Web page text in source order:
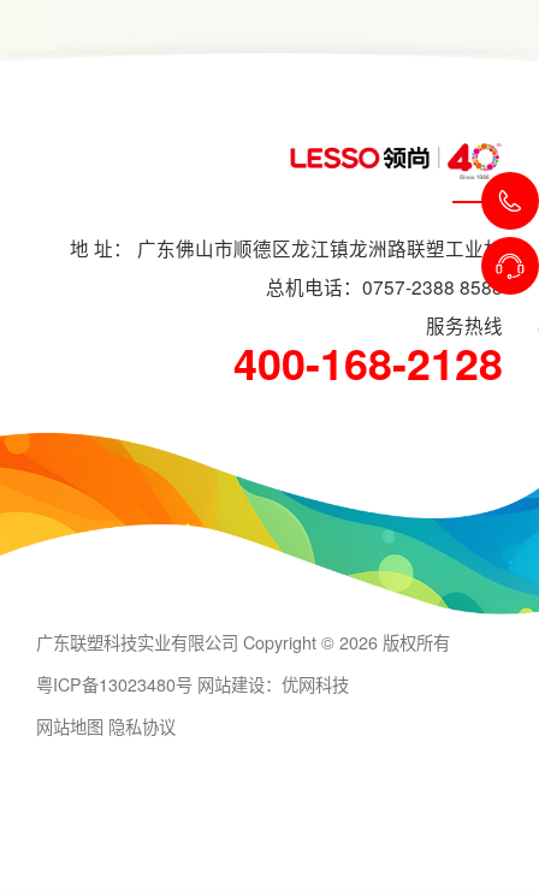
地 址： 广东佛山市顺德区龙江镇龙洲路联塑工业村
总机电话：0757-2388 8588
服务热线
400-168-2128
广东联塑科技实业有限公司 Copyright © 2026 版权所有
粤ICP备13023480号 网站建设：优网科技
网站地图 隐私协议